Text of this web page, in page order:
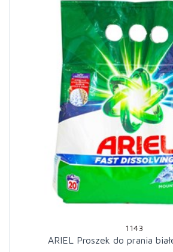
1143
ARIEL Proszek do prania